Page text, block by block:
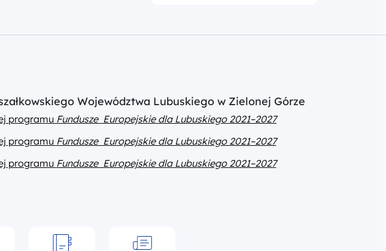
Województwa Lubuskiego w Zielonej Górze
programu Fundusze Europejskie dla Lubuskiego 2021–2027
programu Fundusze Europejskie dla Lubuskiego 2021–2027
programu Fundusze Europejskie dla Lubuskiego 2021–2027